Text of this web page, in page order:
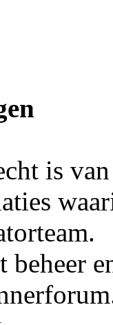
is
beheer